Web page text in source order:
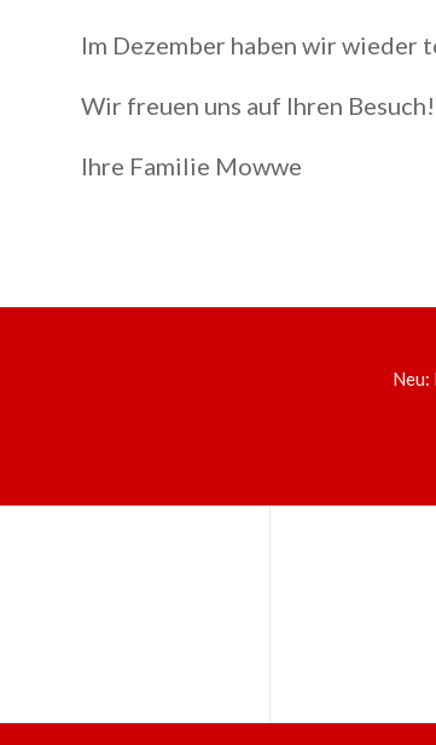
Im Dezember haben wir wieder
Wir freuen uns auf Ihren Besuch!
Ihre Familie Mowwe